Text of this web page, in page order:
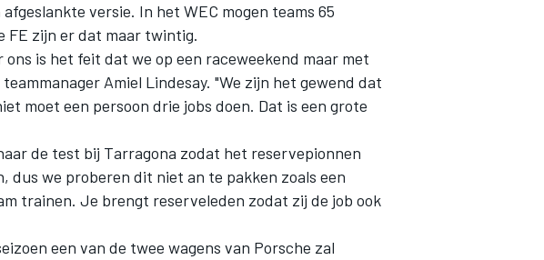
versie. In het WEC mogen teams 65
FE zijn er dat maar twintig.
is het feit dat we op een raceweekend maar met
Amiel Lindesay. "We zijn het gewend dat
moet een persoon drie jobs doen. Dat is een grote
de test bij Tarragona zodat het reservepionnen
dus we proberen dit niet an te pakken zoals een
trainen. Je brengt reserveleden zodat zij de job ook
een van de twee wagens van Porsche zal